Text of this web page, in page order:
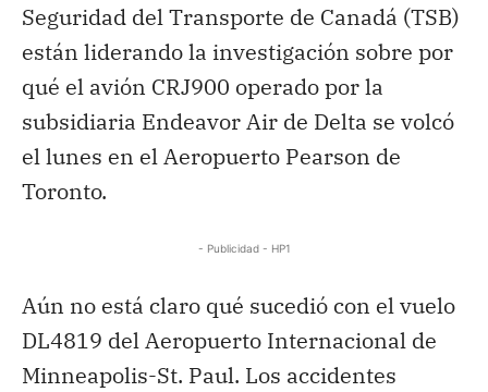
Seguridad del Transporte de Canadá (TSB)
están liderando la investigación sobre por
qué el avión CRJ900 operado por la
subsidiaria Endeavor Air de Delta se volcó
el lunes en el Aeropuerto Pearson de
Toronto.
- Publicidad - HP1
Aún no está claro qué sucedió con el vuelo
DL4819 del Aeropuerto Internacional de
Minneapolis-St. Paul. Los accidentes